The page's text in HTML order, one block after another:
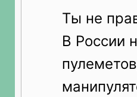
Ты не
В России